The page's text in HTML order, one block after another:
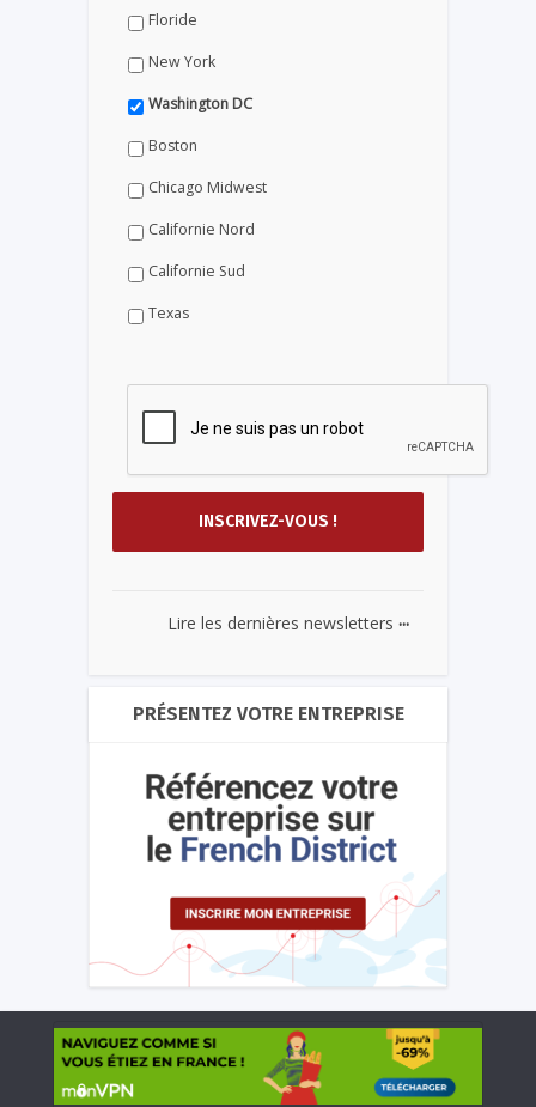
Floride
New York
Washington DC
Boston
Chicago Midwest
Californie Nord
Californie Sud
Texas
Lire les dernières newsletters ...
PRÉSENTEZ VOTRE ENTREPRISE